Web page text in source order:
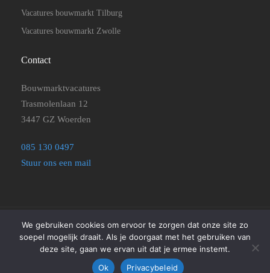
Vacatures bouwmarkt Tilburg
Vacatures bouwmarkt Zwolle
Contact
Bouwmarktvacatures
Trasmolenlaan 12
3447 GZ Woerden
085 130 0497
Stuur ons een mail
©2025 Bouwmarktvacatures|Disclaimer, Privacyverklaring en
Algemene Voorwaarden |Cookie beleid
We gebruiken cookies om ervoor te zorgen dat onze site zo
soepel mogelijk draait. Als je doorgaat met het gebruiken van
deze site, gaan we ervan uit dat je ermee instemt.
Ok
Privacybeleid